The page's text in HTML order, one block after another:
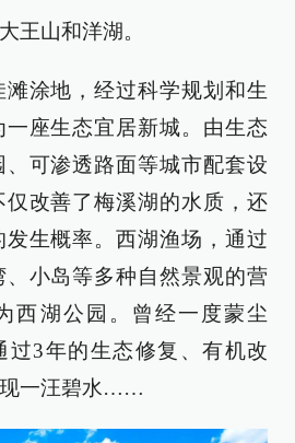
王山和洋湖。
涂地，经过科学规划和生
座生态宜居新城。由生态
可渗透路面等城市配套设
改善了梅溪湖的水质，还
生概率。西湖渔场，通过
小岛等多种自然景观的营
西湖公园。曾经一度蒙尘
过3年的生态修复、有机改
现一汪碧水……